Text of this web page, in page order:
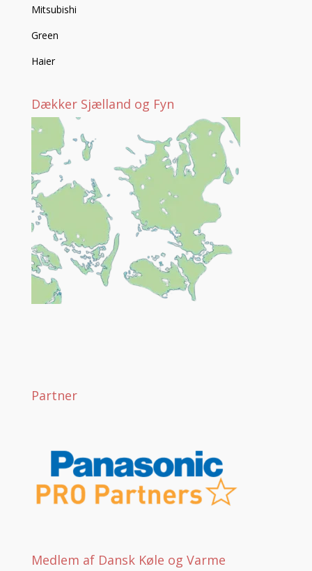
Mitsubishi
Green
Haier
Dækker Sjælland og Fyn
Partner
Medlem af Dansk Køle og Varme